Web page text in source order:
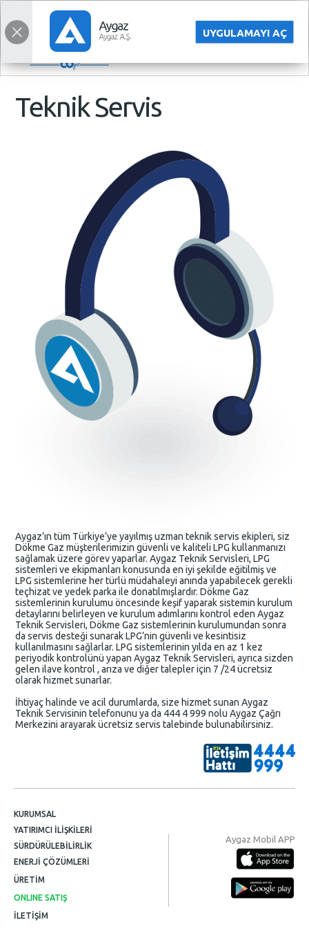
UYGULAMAYI AÇ
ONLINE SATIŞ
Teknik Servis
Aygaz’ın tüm Türkiye’ye yayılmış uzman teknik servis ekipleri, siz
Dökme Gaz müşterilerimizin güvenli ve kaliteli LPG kullanmanızı
sağlamak üzere görev yaparlar. Aygaz Teknik Servisleri, LPG
sistemleri ve ekipmanları konusunda en iyi şekilde eğitilmiş ve
LPG sistemlerine her türlü müdahaleyi anında yapabilecek gerekli
teçhizat ve yedek parka ile donatılmışlardır. Dökme Gaz
sistemlerinin kurulumu öncesinde keşif yaparak sistemin kurulum
detaylarını belirleyen ve kurulum adımlarını kontrol eden Aygaz
Teknik Servisleri, Dökme Gaz sistemlerinin kurulumundan sonra
da servis desteği sunarak LPG’nin güvenli ve kesintisiz
kullanılmasını sağlarlar. LPG sistemlerinin yılda en az 1 kez
periyodik kontrolünü yapan Aygaz Teknik Servisleri, ayrıca sizden
gelen ilave kontrol , arıza ve diğer talepler için 7 /24 ücretsiz
olarak hizmet sunarlar.
İhtiyaç halinde ve acil durumlarda, size hizmet sunan Aygaz
Teknik Servisinin telefonunu ya da 444 4 999 nolu Aygaz Çağrı
Merkezini arayarak ücretsiz servis talebinde bulunabilirsiniz.
KURUMSAL
YATIRIMCI İLİŞKİLERİ
SÜRDÜRÜLEBİLİRLİK
ENERJİ ÇÖZÜMLERİ
ÜRETİM
ONLINE SATIŞ
İLETİŞİM
Aygaz Mobil APP